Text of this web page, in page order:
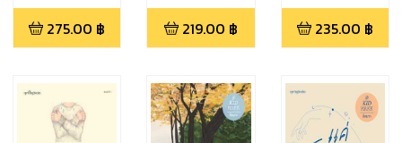
275.00 ฿ 219.00 ฿ 235.00 ฿